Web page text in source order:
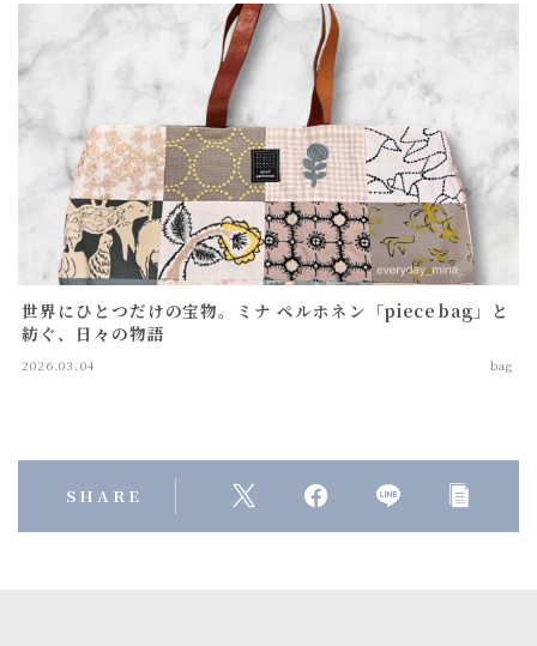
bag
ショルダーバッグ
toast bag
mini bag
goods
動物クッション
table ware
others(recommend)
世界にひとつだけの宝物。ミナ ペルホネン「piece bag」と
紡ぐ、日々の物語
2026.03.04 bag
SHARE